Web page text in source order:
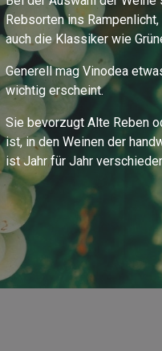
Rebsorten ins
auch die Klassiker wie
Generell mag Vinodea
wichtig erscheint.
Sie bevorzugt Alte Reben
ist, in den Weinen der
ist Jahr für Jahr